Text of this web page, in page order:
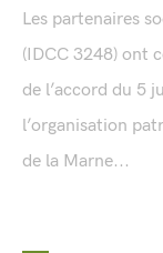
Les partenaires
(IDCC 3248) ont
de l’accord du 5
l’organisation
de la Marne...